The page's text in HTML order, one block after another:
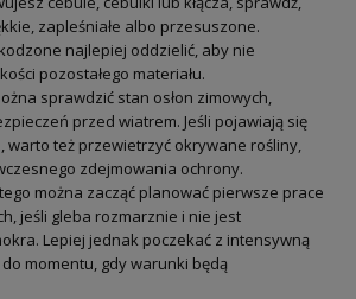
zapleśniałe albo przesuszone.
najlepiej oddzielić, aby nie
pozostałego materiału.
sprawdzić stan osłon zimowych,
przed wiatrem. Jeśli pojawiają się
warto też przewietrzyć okrywane rośliny,
zdejmowania ochrony.
można zacząć planować pierwsze prace
jeśli gleba rozmarznie i nie jest
Lepiej jednak poczekać z intensywną
momentu, gdy warunki będą